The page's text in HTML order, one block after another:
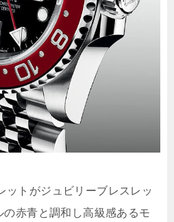
ットがジュビリーブレスレッ
の赤青と調和し高級感あるモ